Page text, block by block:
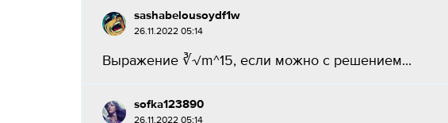
sashabelousoydf1w
26.11.2022 05:14
Выражение ∛√m^15, если можно с решением...
sofka123890
26.11.2022 05:14